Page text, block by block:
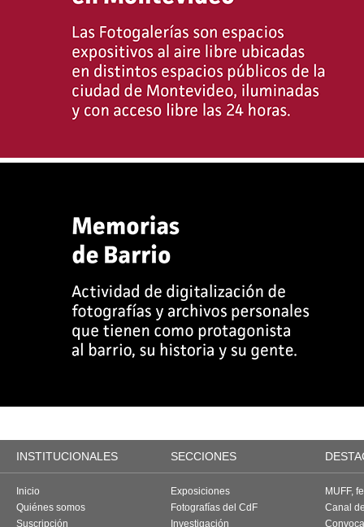
INSTITUCIONALES SECCIONES
Inicio
Quiénes somos
Suscripción
Exposiciones
Fotografías del CdF
Investigación
MUFF,
Canal